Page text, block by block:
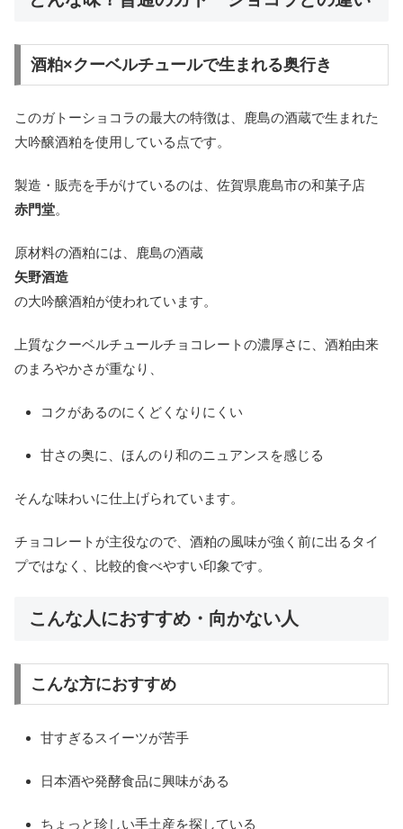
酒粕×クーベルチュールで生まれる奥行き
このガトーショコラの最大の特徴は、鹿島の酒蔵で生まれた
大吟醸酒粕を使用している点です。
製造・販売を手がけているのは、佐賀県鹿島市の和菓子店
赤門堂。
原材料の酒粕には、鹿島の酒蔵
矢野酒造
の大吟醸酒粕が使われています。
上質なクーベルチュールチョコレートの濃厚さに、酒粕由来
のまろやかさが重なり、
コクがあるのにくどくなりにくい
甘さの奥に、ほんのり和のニュアンスを感じる
そんな味わいに仕上げられています。
チョコレートが主役なので、酒粕の風味が強く前に出るタイ
プではなく、比較的食べやすい印象です。
こんな人におすすめ・向かない人
こんな方におすすめ
甘すぎるスイーツが苦手
日本酒や発酵食品に興味がある
ちょっと珍しい手土産を探している